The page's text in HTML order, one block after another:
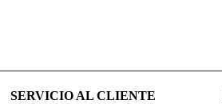
SERVICIO AL CLIENTE